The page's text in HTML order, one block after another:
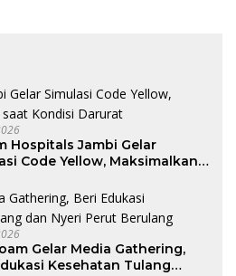
Hospitals Jambi Gelar
Code Yellow, Maksimalkan
Gelar Media Gathering,
Kesehatan Tulang